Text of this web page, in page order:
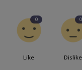
0
Like
0
Dislike